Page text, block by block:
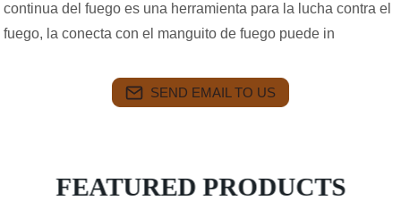
continua del fuego es una herramienta para la lucha contra el
fuego, la conecta con el manguito de fuego puede in
SEND EMAIL TO US
FEATURED PRODUCTS